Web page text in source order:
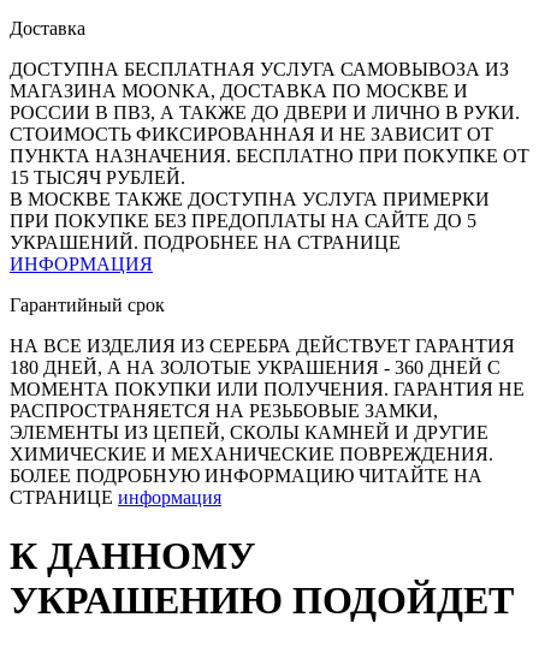
Доставка
ДОСТУПНА БЕСПЛАТНАЯ УСЛУГА САМОВЫВОЗА ИЗ
МАГАЗИНА MOONKA, ДОСТАВКА ПО МОСКВЕ И
РОССИИ В ПВЗ, А ТАКЖЕ ДО ДВЕРИ И ЛИЧНО В РУКИ.
СТОИМОСТЬ ФИКСИРОВАННАЯ И НЕ ЗАВИСИТ ОТ
ПУНКТА НАЗНАЧЕНИЯ. БЕСПЛАТНО ПРИ ПОКУПКЕ ОТ
15 ТЫСЯЧ РУБЛЕЙ.
В МОСКВЕ ТАКЖЕ ДОСТУПНА УСЛУГА ПРИМЕРКИ
ПРИ ПОКУПКЕ БЕЗ ПРЕДОПЛАТЫ НА САЙТЕ ДО 5
УКРАШЕНИЙ. ПОДРОБНЕЕ НА СТРАНИЦЕ
ИНФОРМАЦИЯ
Гарантийный срок
НА ВСЕ ИЗДЕЛИЯ ИЗ СЕРЕБРА ДЕЙСТВУЕТ ГАРАНТИЯ
180 ДНЕЙ, А НА ЗОЛОТЫЕ УКРАШЕНИЯ - 360 ДНЕЙ С
МОМЕНТА ПОКУПКИ ИЛИ ПОЛУЧЕНИЯ. ГАРАНТИЯ НЕ
РАСПРОСТРАНЯЕТСЯ НА РЕЗЬБОВЫЕ ЗАМКИ,
ЭЛЕМЕНТЫ ИЗ ЦЕПЕЙ, СКОЛЫ КАМНЕЙ И ДРУГИЕ
ХИМИЧЕСКИЕ И МЕХАНИЧЕСКИЕ ПОВРЕЖДЕНИЯ.
БОЛЕЕ ПОДРОБНУЮ ИНФОРМАЦИЮ ЧИТАЙТЕ НА
СТРАНИЦЕ информация
К ДАННОМУ
УКРАШЕНИЮ ПОДОЙДЕТ